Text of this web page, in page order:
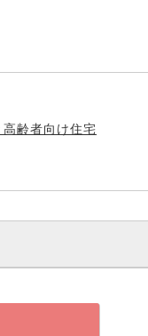
齢者向け住宅